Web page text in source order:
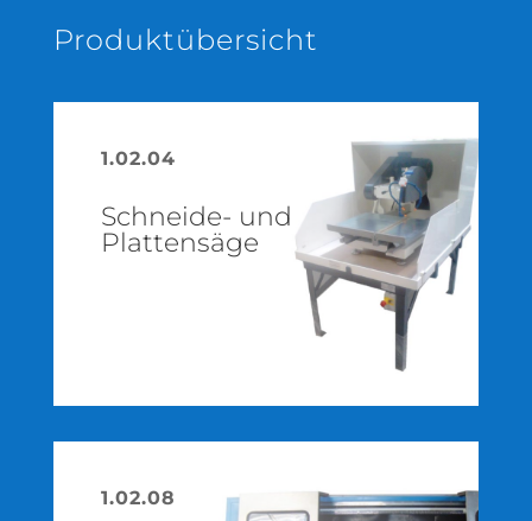
Produktübersicht
1.02.04
Schneide- und
Plattensäge
1.02.08